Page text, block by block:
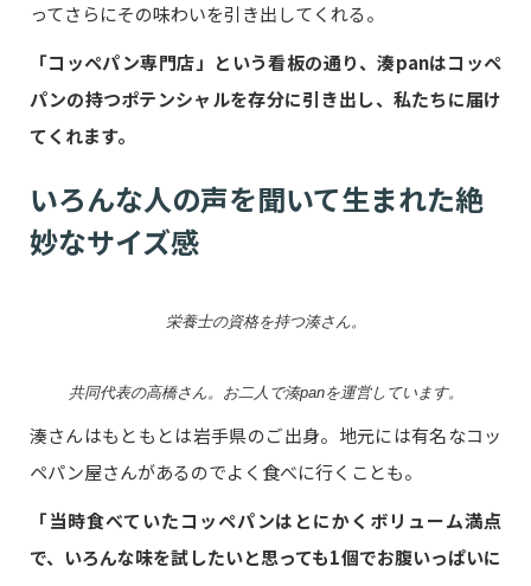
ってさらにその味わいを引き出してくれる。
「コッペパン専門店」という看板の通り、湊panはコッペ
パンの持つポテンシャルを存分に引き出し、私たちに届け
てくれます。
いろんな人の声を聞いて生まれた絶
妙なサイズ感
栄養士の資格を持つ湊さん。
共同代表の高橋さん。お二人で湊panを運営しています。
湊さんはもともとは岩手県のご出身。地元には有名なコッ
ペパン屋さんがあるのでよく食べに行くことも。
「当時食べていたコッペパンはとにかくボリューム満点
で、いろんな味を試したいと思っても1個でお腹いっぱいに